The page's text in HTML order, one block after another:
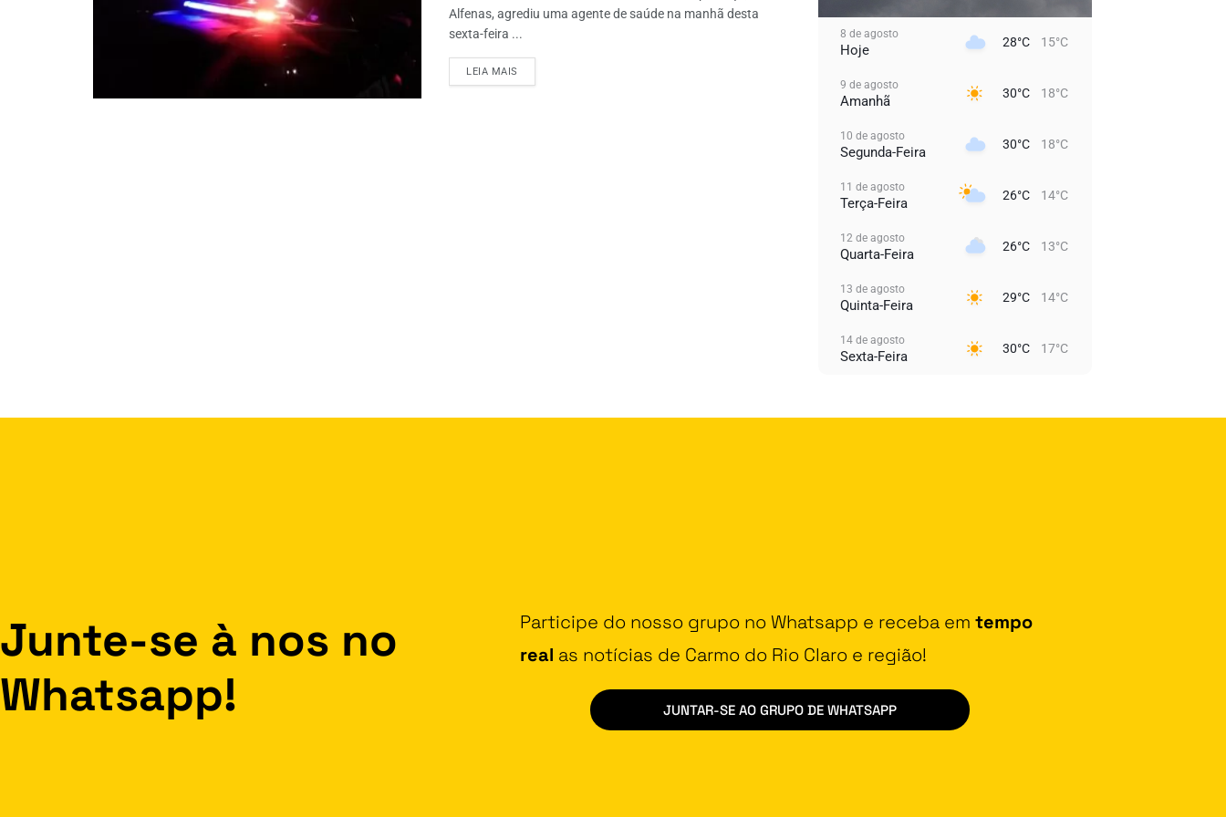
Alfenas, agrediu uma agente de saúde na manhã desta
sexta-feira ...
LEIA MAIS
8 de agosto
Hoje 28°C 15°C
9 de agosto
Amanhã 30°C 18°C
10 de agosto
Segunda-Feira 30°C 18°C
11 de agosto
Terça-Feira 26°C 14°C
12 de agosto
Quarta-Feira 26°C 13°C
13 de agosto
Quinta-Feira 29°C 14°C
14 de agosto
Sexta-Feira 30°C 17°C
Junte-se à nos no
Whatsapp!
Participe do nosso grupo no Whatsapp e receba em tempo
real as notícias de Carmo do Rio Claro e região!
JUNTAR-SE AO GRUPO DE WHATSAPP